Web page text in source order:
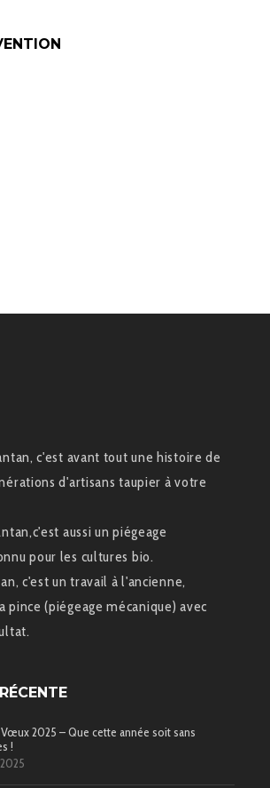
c'est avant tout une histoire de
d'artisans taupier à votre
aussi un piégeage
pour les cultures bio.
c'est un travail à l'ancienne,
pince (piégeage mécanique) avec
2025 – Que cette année soit sans
!